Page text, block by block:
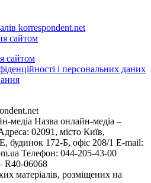
korrespondent.net
сайтом
сайтом
і персональних даних
медіа Назва онлайн-медіа –
02091, місто Київ,
172-Б, офіс 208/1 E-mail:
Телефон: 044-205-43-00
R40-06068
матеріалів, розміщених на